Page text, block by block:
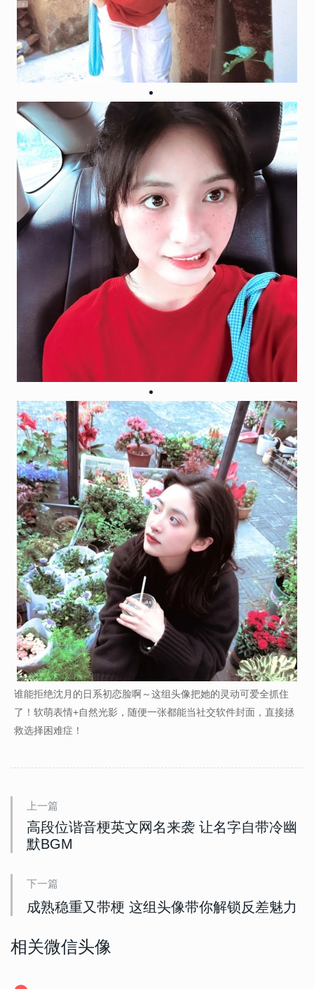
谁能拒绝沈月的日系初恋脸啊～这组头像把她的灵动可爱全抓住
了！软萌表情+自然光影，随便一张都能当社交软件封面，直接拯
救选择困难症！
上一篇
高段位谐音梗英文网名来袭 让名字自带冷幽
默BGM
下一篇
成熟稳重又带梗 这组头像带你解锁反差魅力
相关微信头像